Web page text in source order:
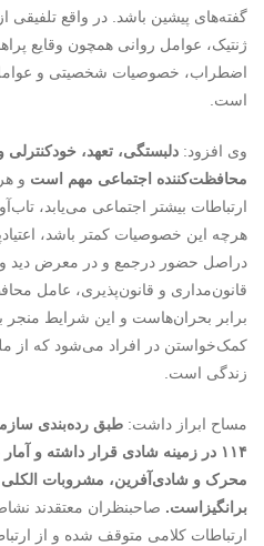
گفته‌های پیشین باشد. در واقع
ژنتیک، عوامل روانی همچون وقایع
اضطراب، خصوصیات شخصیتی و عوامل
است.
وی افزود: دلبستگی، تعهد،
محافظت‌کننده اجتماعی مهم است و
ارتباطات بیشتر اجتماعی می‌یابد،
هرچه این خصوصیات کمتر باشد،
دراصل حضور درجمع و در معرض دید
قانون‌مداری و قانون‌پذیری، عامل
برابر بحران‌هاست و این شرایط
کمک‌خواستن در افراد می‌شود که از
زندگی است.
مساح ابراز داشت: طبق رده‌بندی
۱۱۴ در زمینه شادی قرار داشته و
محرک و شادی‌آفرین، مشروبات الکلی
برانگیزاست. صاحبنظران معتقدند
ارتباطات کلامی متوقف شده‌ و از